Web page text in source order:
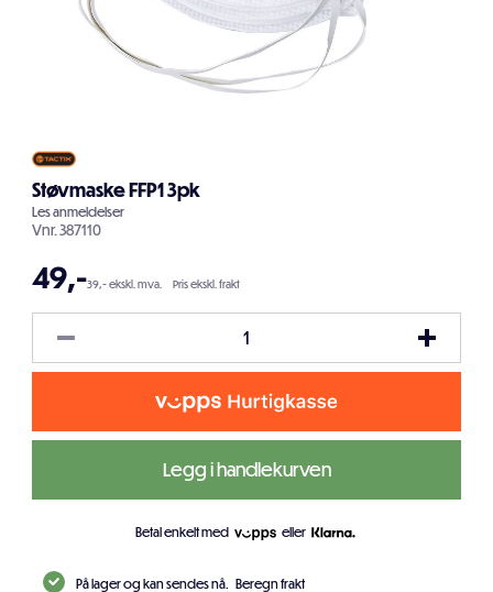
Støvmaske FFP1 3pk
Lesanmeldelser
Vnr.387110
49,-39,- ekskl. mva. Pris ekskl. frakt
Legg i handlekurven
Betal enkelt med eller
På lager og kan sendes nå. Beregn frakt